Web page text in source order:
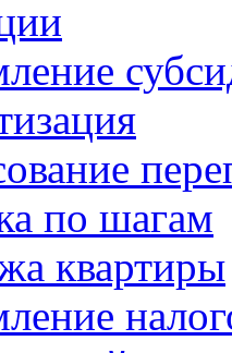
по шагам
квартиры